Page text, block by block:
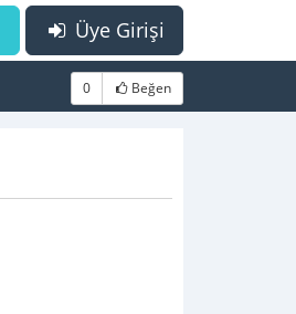
Üye Girişi
0 Beğen